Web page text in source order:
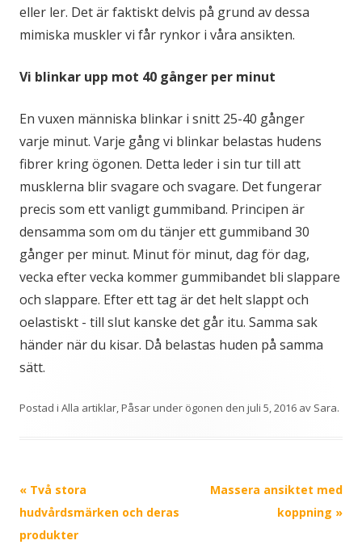
eller ler. Det är faktiskt delvis på grund av dessa
mimiska muskler vi får rynkor i våra ansikten.
Vi blinkar upp mot 40 gånger per minut
En vuxen människa blinkar i snitt 25-40 gånger
varje minut. Varje gång vi blinkar belastas hudens
fibrer kring ögonen. Detta leder i sin tur till att
musklerna blir svagare och svagare. Det fungerar
precis som ett vanligt gummiband. Principen är
densamma som om du tänjer ett gummiband 30
gånger per minut. Minut för minut, dag för dag,
vecka efter vecka kommer gummibandet bli slappare
och slappare. Efter ett tag är det helt slappt och
oelastiskt - till slut kanske det går itu. Samma sak
händer när du kisar. Då belastas huden på samma
sätt.
Postad i Alla artiklar,Påsar under ögonen den juli 5, 2016 av Sara.
Inläggsnavigering
« Två stora
hudvårdsmärken och deras
produkter
Massera ansiktet med
koppning »